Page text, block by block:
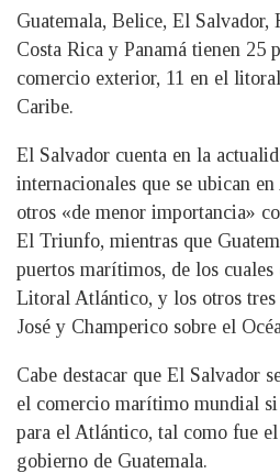
Guatemala, Belice, El Salvador,
Costa Rica y Panamá tienen 25
comercio exterior, 11 en el
Caribe.
El Salvador cuenta en la
internacionales que se ubican
otros «de menor importancia»
El Triunfo, mientras que
puertos marítimos, de los
Litoral Atlántico, y los otros tres
José y Champerico sobre el
Cabe destacar que El Salvador
el comercio marítimo mundial
para el Atlántico, tal como fue
gobierno de Guatemala.